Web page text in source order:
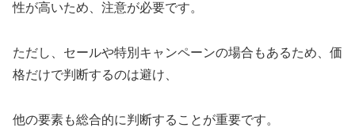
性が高いため、注意が必要です。
ただし、セールや特別キャンペーンの場合もあるため、価
格だけで判断するのは避け、
他の要素も総合的に判断することが重要です。